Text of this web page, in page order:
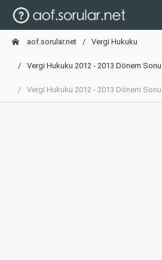
aof.sorular.net Vergi Hukuku
Vergi Hukuku 2012 - 2013 Dönem Sonu
Vergi Hukuku 2012 - 2013 Dönem Sonu